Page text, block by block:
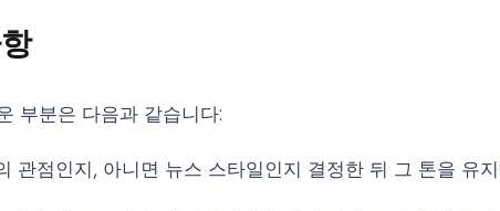
부분은 다음과 같습니다:
관점인지, 아니면 뉴스 스타일인지 결정한 뒤 그 톤을 유